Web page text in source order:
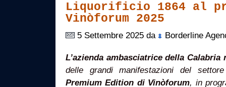
Liquorificio 1864 al
Vinòforum 2025
5 Settembre 2025 da Borderline
L’azienda ambasciatrice della Calabria
delle grandi manifestazioni del
Premium Edition di Vinòforum, in